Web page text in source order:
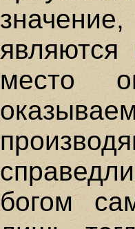
место
богом